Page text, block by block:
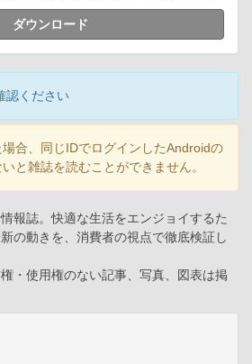
ダウンロード
認ください
合、同じIDでログインしたAndroidの
と雑誌を読むことができません。
報誌。快適な生活をエンジョイするた
の動きを、消費者の視点で徹底検証し
・使用権のない記事、写真、図表は掲